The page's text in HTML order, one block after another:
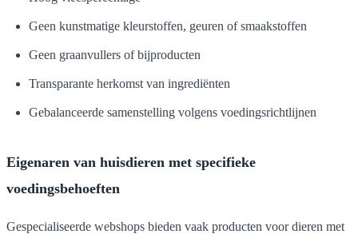
Geen kunstmatige kleurstoffen, geuren of smaakstoffen
Geen graanvullers of bijproducten
Transparante herkomst van ingrediënten
Gebalanceerde samenstelling volgens voedingsrichtlijnen
Eigenaren van huisdieren met specifieke
voedingsbehoeften
Gespecialiseerde webshops bieden vaak producten voor dieren met